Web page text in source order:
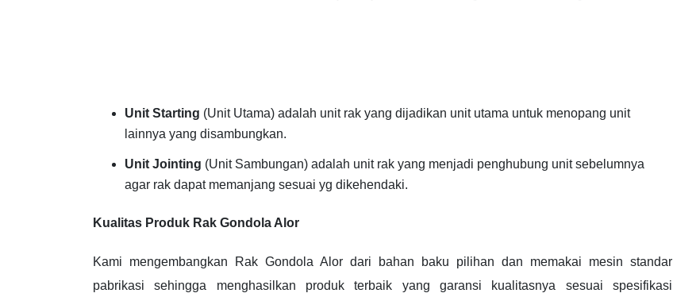
Unit Starting (Unit Utama) adalah unit rak yang dijadikan unit utama untuk menopang unit
lainnya yang disambungkan.
Unit Jointing (Unit Sambungan) adalah unit rak yang menjadi penghubung unit sebelumnya
agar rak dapat memanjang sesuai yg dikehendaki.
Kualitas Produk Rak Gondola Alor
Kami mengembangkan Rak Gondola Alor dari bahan baku pilihan dan memakai mesin standar
pabrikasi sehingga menghasilkan produk terbaik yang garansi kualitasnya sesuai spesifikasi